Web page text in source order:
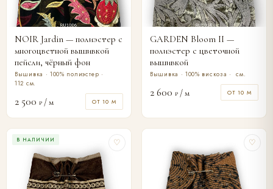
NOIR Jardin — полиэстер с
многоцветной вышивкой
пейсли, чёрный фон
Вышивка · 100% полиэстер ·
112 см.
2 500 ₽ / м ОТ 10 М
GARDEN Bloom II —
полиэстер с цветочной
вышивкой
Вышивка · 100% вискоза · см.
2 600 ₽ / м ОТ 10 М
В НАЛИЧИИ ♡ ♡